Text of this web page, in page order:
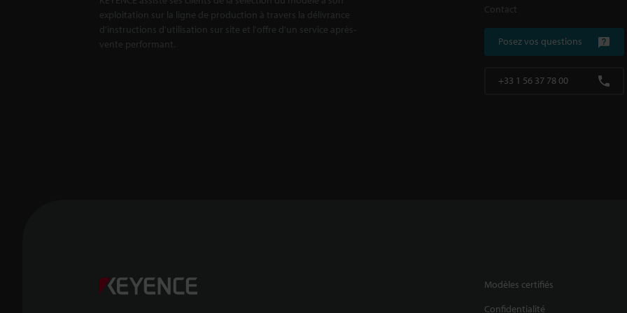
exploitation sur la ligne de production à travers la délivrance
d'instructions d'utilisation sur site et l'offre d'un service après-
vente performant.
Contact
Posez vos questions
+33 1 56 37 78 00
Modèles certifiés
Confidentialité